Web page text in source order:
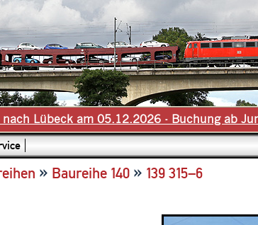
nach Lübeck am 05.12.2026 - Buchung ab
» Baureihe 140 » 139 315–6